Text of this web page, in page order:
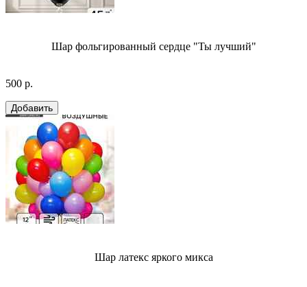
Шар фольгированный сердце "Ты лучший"
500 р.
Шар латекс яркого микса